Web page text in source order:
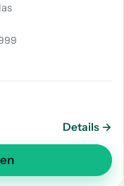
Details →